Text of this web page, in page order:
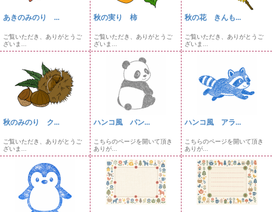
あきのみのり ...
ご覧いただき、ありがとうご
ざいま...
秋の実り 柿
ご覧いただき、ありがとうご
ざいま...
秋の花 きんも...
ご覧いただき、ありがとうご
ざいま...
秋のみのり ク...
ご覧いただき、ありがとうご
ざいま...
ハンコ風 パン...
こちらのページを開いて頂き
ありが...
ハンコ風 アラ...
こちらのページを開いて頂き
ありが...